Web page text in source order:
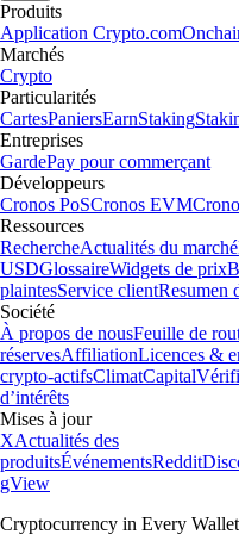
Produits
Application Crypto.com
Marchés
Crypto
Particularités
CartesPaniersEarnStaking
Entreprises
GardePay pour commerçant
Développeurs
Cronos PoSCronos EVM
Ressources
RechercheActualités du marché
USDGlossaireWidgets de prix
plaintesService clientResumen
Société
À propos de nousFeuille de
réservesAffiliationLicences &
crypto-actifsClimatCapital
d’intérêts
Mises à jour
XActualités des
produitsÉvénementsReddit
gView
Cryptocurrency in Every